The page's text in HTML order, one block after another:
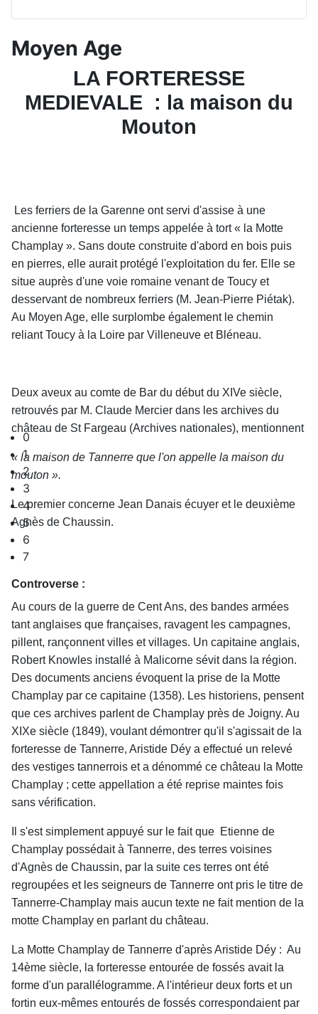
0
1
2
3
4
5
6
7
Moyen Age
LA FORTERESSE
MEDIEVALE : la maison du
Mouton
Les ferriers de la Garenne ont servi d'assise à une
ancienne forteresse un temps appelée à tort « la Motte
Champlay ». Sans doute construite d'abord en bois puis
en pierres, elle aurait protégé l'exploitation du fer. Elle se
situe auprès d'une voie romaine venant de Toucy et
desservant de nombreux ferriers (M. Jean-Pierre Piétak).
Au Moyen Age, elle surplombe également le chemin
reliant Toucy à la Loire par Villeneuve et Bléneau.
Deux aveux au comte de Bar du début du XIVe siècle,
retrouvés par M. Claude Mercier dans les archives du
château de St Fargeau (Archives nationales), mentionnent
« la maison de Tannerre que l'on appelle la maison du
mouton ».
Le premier concerne Jean Danais écuyer et le deuxième
Agnès de Chaussin.
Controverse :
Au cours de la guerre de Cent Ans, des bandes armées
tant anglaises que françaises, ravagent les campagnes,
pillent, rançonnent villes et villages. Un capitaine anglais,
Robert Knowles installé à Malicorne sévit dans la région.
Des documents anciens évoquent la prise de la Motte
Champlay par ce capitaine (1358). Les historiens, pensent
que ces archives parlent de Champlay près de Joigny. Au
XIXe siècle (1849), voulant démontrer qu'il s'agissait de la
forteresse de Tannerre, Aristide Déy a effectué un relevé
des vestiges tannerrois et a dénommé ce château la Motte
Champlay ; cette appellation a été reprise maintes fois
sans vérification.
Il s'est simplement appuyé sur le fait que Etienne de
Champlay possédait à Tannerre, des terres voisines
d'Agnès de Chaussin, par la suite ces terres ont été
regroupées et les seigneurs de Tannerre ont pris le titre de
Tannerre-Champlay mais aucun texte ne fait mention de la
motte Champlay en parlant du château.
La Motte Champlay de Tannerre d'après Aristide Déy : Au
14ème siècle, la forteresse entourée de fossés avait la
forme d'un parallélogramme. A l'intérieur deux forts et un
fortin eux-mêmes entourés de fossés correspondaient par